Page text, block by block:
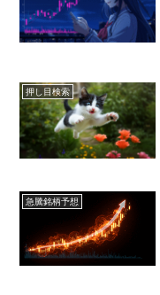
押し目検索
急騰銘柄予想